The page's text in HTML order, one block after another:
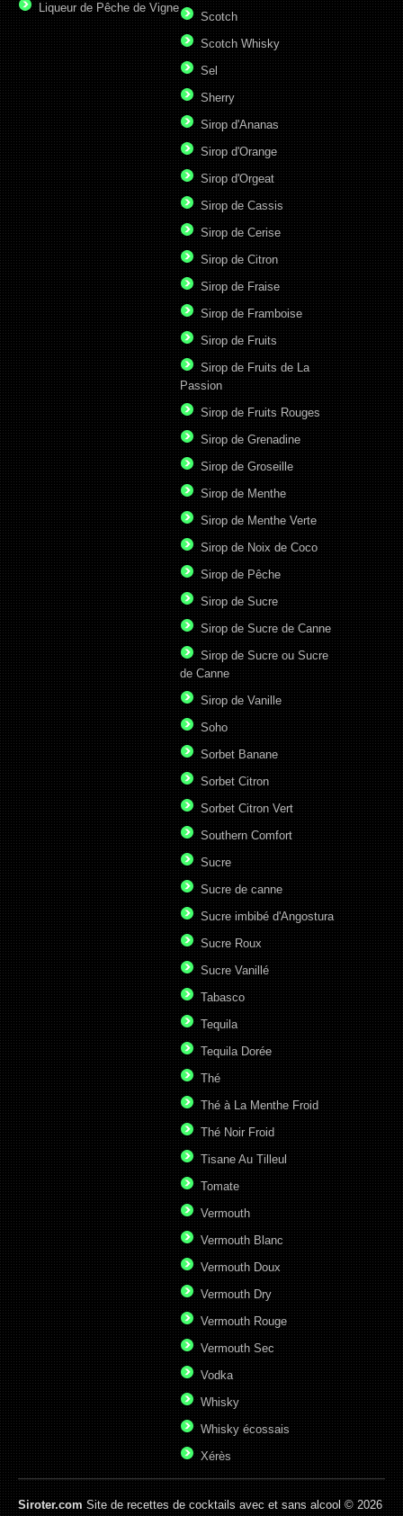
Liqueur de Pêche de Vigne
Scotch
Scotch Whisky
Sel
Sherry
Sirop d'Ananas
Sirop d'Orange
Sirop d'Orgeat
Sirop de Cassis
Sirop de Cerise
Sirop de Citron
Sirop de Fraise
Sirop de Framboise
Sirop de Fruits
Sirop de Fruits de La
Passion
Sirop de Fruits Rouges
Sirop de Grenadine
Sirop de Groseille
Sirop de Menthe
Sirop de Menthe Verte
Sirop de Noix de Coco
Sirop de Pêche
Sirop de Sucre
Sirop de Sucre de Canne
Sirop de Sucre ou Sucre
de Canne
Sirop de Vanille
Soho
Sorbet Banane
Sorbet Citron
Sorbet Citron Vert
Southern Comfort
Sucre
Sucre de canne
Sucre imbibé d'Angostura
Sucre Roux
Sucre Vanillé
Tabasco
Tequila
Tequila Dorée
Thé
Thé à La Menthe Froid
Thé Noir Froid
Tisane Au Tilleul
Tomate
Vermouth
Vermouth Blanc
Vermouth Doux
Vermouth Dry
Vermouth Rouge
Vermouth Sec
Vodka
Whisky
Whisky écossais
Xérès
Siroter.comSite de recettes de cocktails avec et sans alcool © 2026